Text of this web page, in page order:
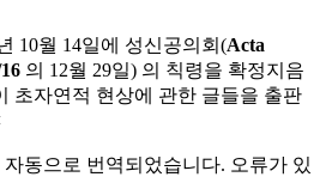
10월 14일에 성신공의회(Acta
의 12월 29일) 의 칙령을 확정지음
초자연적 현상에 관한 글들을 출판
동으로 번역되었습니다. 오류가 있